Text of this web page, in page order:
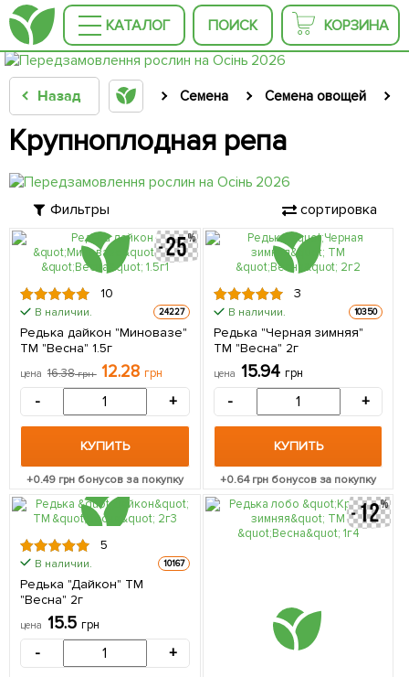
КАТАЛОГ ПОИСК КОРЗИНА
Назад Семена Семена овощей
Крупноплодная репа
Фильтры сортировка
10
В наличии. 24227
Редька дайкон "Миновазе"
ТМ "Весна" 1.5г
цена 16.38грн 12.28 грн
- +
КУПИТЬ
+0.49 грн бонусов за покупку
3
В наличии. 10350
Редька "Черная зимняя"
ТМ "Весна" 2г
цена 15.94 грн
- +
КУПИТЬ
+0.64грн бонусов за покупку
5
В наличии. 10167
Редька "Дайкон" ТМ
"Весна" 2г
цена 15.5 грн
- +